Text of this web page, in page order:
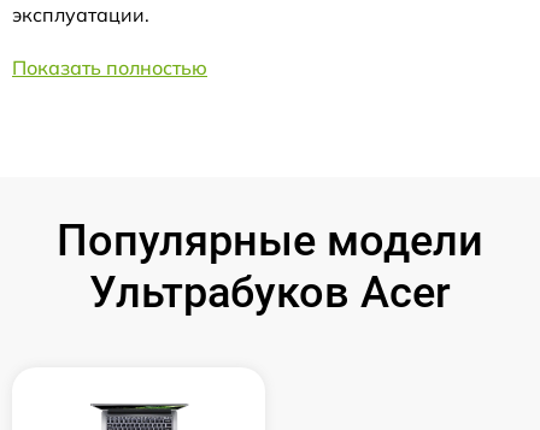
эксплуатации.
Показать полностью
Популярные модели
Ультрабуков Acer